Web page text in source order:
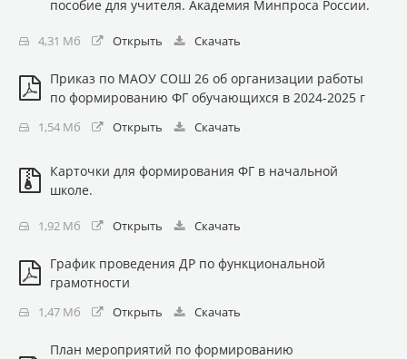
пособие для учителя. Академия Минпроса России.
4,31 Мб Открыть Скачать
Приказ по МАОУ СОШ 26 об организации работы
по формированию ФГ обучающихся в 2024-2025 г
1,54 Мб Открыть Скачать
Карточки для формирования ФГ в начальной
школе.
1,92 Мб Открыть Скачать
График проведения ДР по функциональной
грамотности
1,47 Мб Открыть Скачать
План мероприятий по формированию